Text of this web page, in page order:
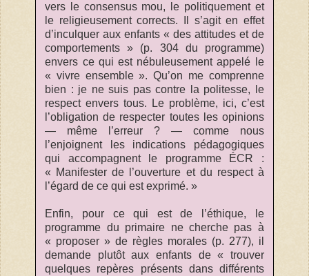
vers le consensus mou, le politiquement et
le religieusement corrects. Il s’agit en effet
d’inculquer aux enfants « des attitudes et de
comportements » (p. 304 du programme)
envers ce qui est nébuleusement appelé le
« vivre ensemble ». Qu’on me comprenne
bien : je ne suis pas contre la politesse, le
respect envers tous. Le problème, ici, c’est
l’obligation de respecter toutes les opinions
— même l’erreur ? — comme nous
l’enjoignent les indications pédagogiques
qui accompagnent le programme ÉCR :
« Manifester de l’ouverture et du respect à
l’égard de ce qui est exprimé. »
Enfin, pour ce qui est de l’éthique, le
programme du primaire ne cherche pas à
« proposer » de règles morales (p. 277), il
demande plutôt aux enfants de « trouver
quelques repères présents dans différents